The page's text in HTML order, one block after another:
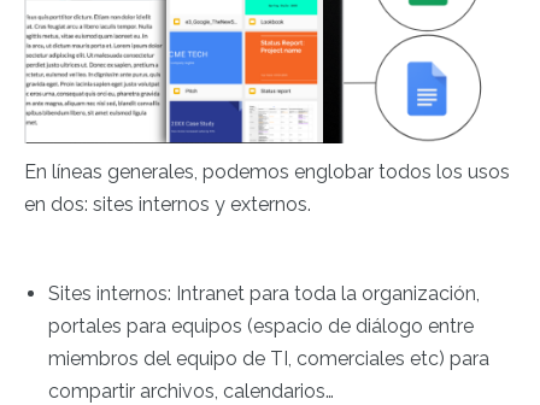
En líneas generales, podemos englobar todos los usos
en dos: sites internos y externos.
Sites internos: Intranet para toda la organización,
portales para equipos (espacio de diálogo entre
miembros del equipo de TI, comerciales etc) para
compartir archivos, calendarios…